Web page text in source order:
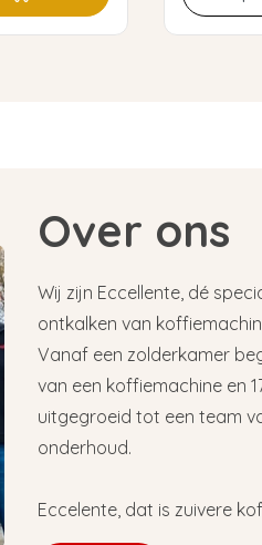
Over ons
Wij zijn Eccellente, dé
ontkalken van
Vanaf een zolderkamer
van een koffiemachine en
uitgegroeid tot een team
onderhoud.
Eccelente, dat is zuivere